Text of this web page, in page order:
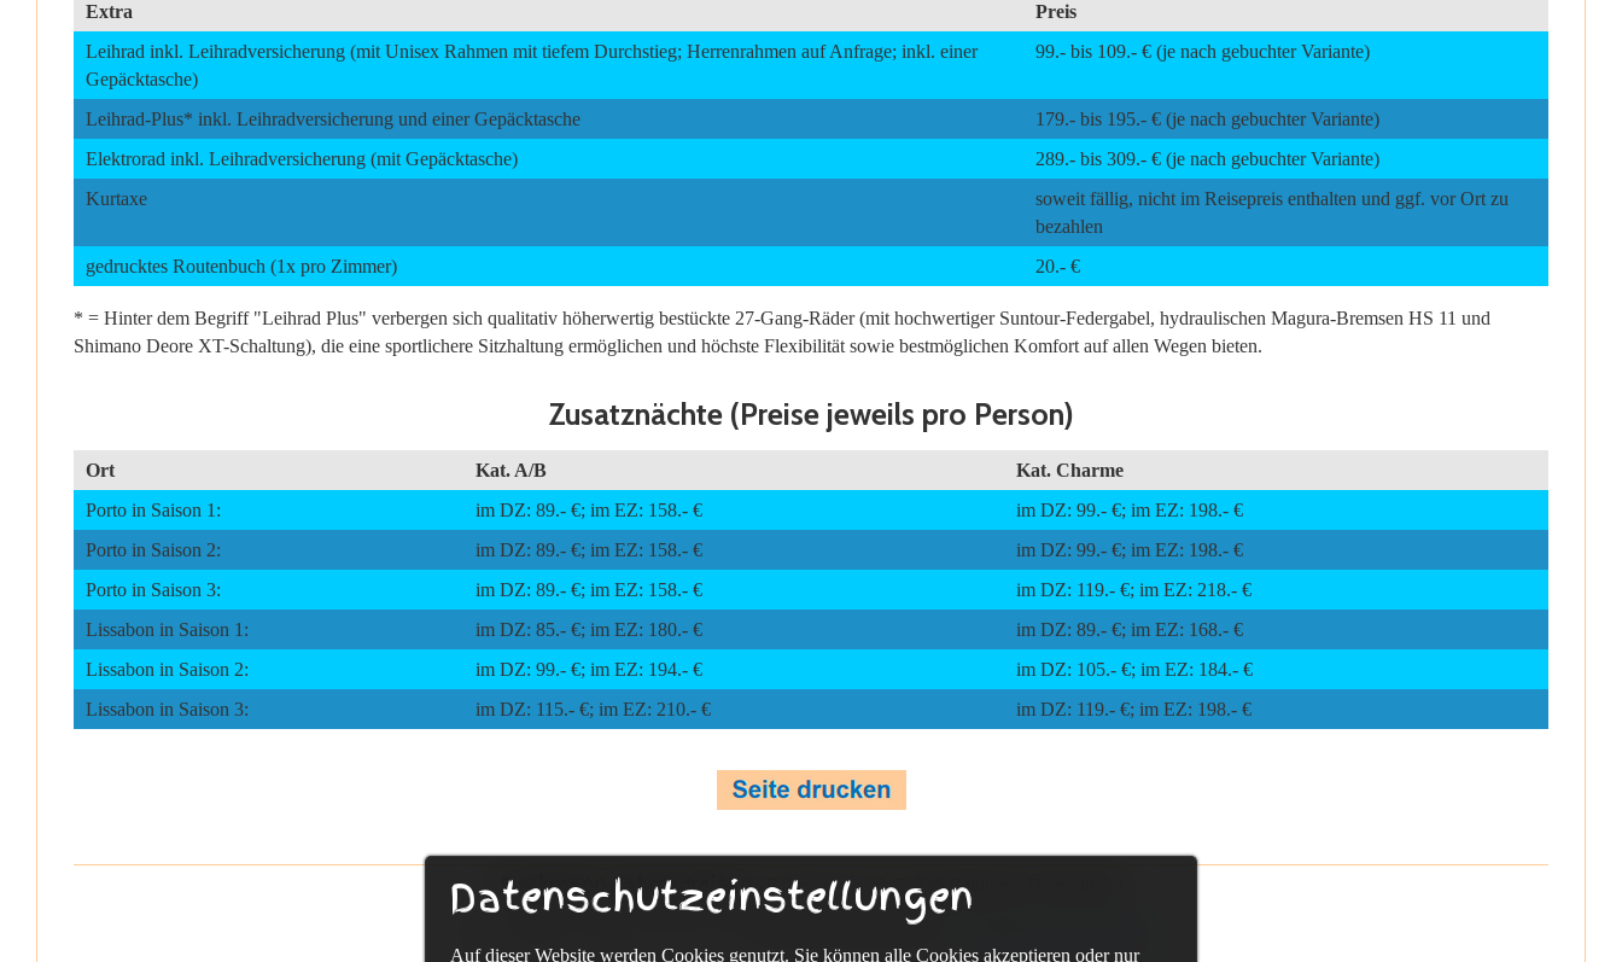
Extra
Preis
Leihrad inkl. Leihradversicherung (mit Unisex Rahmen mit tiefem Durchstieg; Herrenrahmen auf Anfrage; inkl. einer
Gepäcktasche)
99.- bis 109.- € (je nach gebuchter Variante)
Leihrad-Plus* inkl. Leihradversicherung und einer Gepäcktasche
179.- bis 195.- € (je nach gebuchter Variante)
Elektrorad inkl. Leihradversicherung (mit Gepäcktasche)
289.- bis 309.- € (je nach gebuchter Variante)
Kurtaxe
soweit fällig, nicht im Reisepreis enthalten und ggf. vor Ort zu
bezahlen
gedrucktes Routenbuch (1x pro Zimmer)
20.- €
* = Hinter dem Begriff "Leihrad Plus" verbergen sich qualitativ höherwertig bestückte 27-Gang-Räder (mit hochwertiger Suntour-Federgabel, hydraulischen Magura-Bremsen HS 11 und
Shimano Deore XT-Schaltung), die eine sportlichere Sitzhaltung ermöglichen und höchste Flexibilität sowie bestmöglichen Komfort auf allen Wegen bieten.
Zusatznächte (Preise jeweils pro Person)
Ort Kat. A/B
Kat. Charme
Porto in Saison 1:
im DZ: 89.- €; im EZ: 158.- €
im DZ: 99.- €; im EZ: 198.- €
Porto in Saison 2:
im DZ: 89.- €; im EZ: 158.- €
im DZ: 99.- €; im EZ: 198.- €
Porto in Saison 3:
im DZ: 89.- €; im EZ: 158.- €
im DZ: 119.- €; im EZ: 218.- €
Lissabon in Saison 1:
im DZ: 85.- €; im EZ: 180.- €
im DZ: 89.- €; im EZ: 168.- €
Lissabon in Saison 2:
im DZ: 99.- €; im EZ: 194.- €
im DZ: 105.- €; im EZ: 184.- €
Lissabon in Saison 3:
im DZ: 115.- €; im EZ: 210.- € im DZ: 119.- €; im EZ: 198.- €
Sackmann FahrradreisenEckenerweg 20, 72336 Balingen, Deutschland
Tel. +49-(0) 74 33-96 75 322, www.sackmann-fahrradreisen.de,
Datenschutzeinstellungen
Auf dieser Website werden Cookies genutzt. Sie können alle Cookies akzeptieren oder nur